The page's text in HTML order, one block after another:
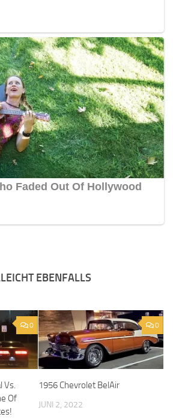
EBENFALLS
0
Vs.
Of
0
1956 Chevrolet BelAir
JUNI 2, 2022